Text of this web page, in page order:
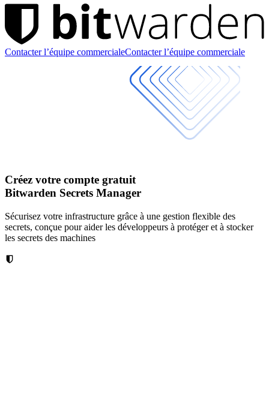
Contacter l’équipe commercialeContacter l’équipe commerciale
Créez votre compte gratuit
Bitwarden Secrets Manager
Sécurisez votre infrastructure grâce à une gestion flexible des
secrets, conçue pour aider les développeurs à protéger et à stocker
les secrets des machines